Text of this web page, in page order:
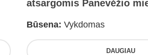
atsargomis Panevėžio
Būsena: Vykdomas
DAUGIAU